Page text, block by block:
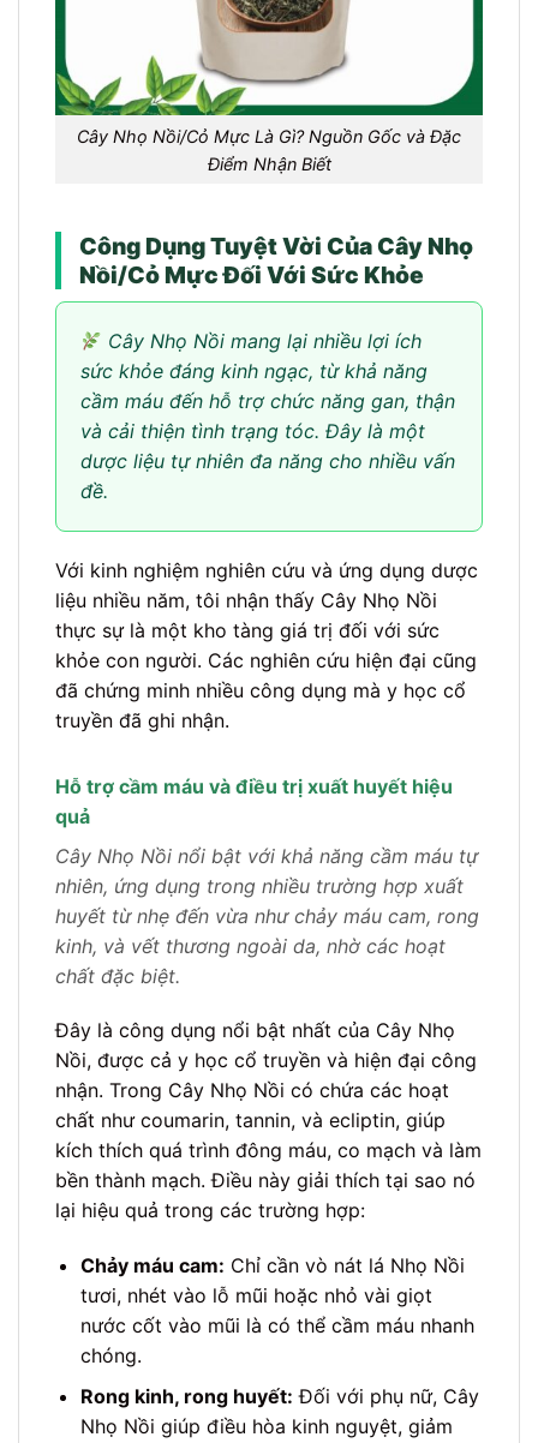
Cây Nhọ Nồi/Cỏ Mực Là Gì? Nguồn Gốc và Đặc
Điểm Nhận Biết
Công Dụng Tuyệt Vời Của Cây Nhọ
Nồi/Cỏ Mực Đối Với Sức Khỏe
Cây Nhọ Nồi mang lại nhiều lợi ích
sức khỏe đáng kinh ngạc, từ khả năng
cầm máu đến hỗ trợ chức năng gan, thận
và cải thiện tình trạng tóc. Đây là một
dược liệu tự nhiên đa năng cho nhiều vấn
đề.
Với kinh nghiệm nghiên cứu và ứng dụng dược
liệu nhiều năm, tôi nhận thấy Cây Nhọ Nồi
thực sự là một kho tàng giá trị đối với sức
khỏe con người. Các nghiên cứu hiện đại cũng
đã chứng minh nhiều công dụng mà y học cổ
truyền đã ghi nhận.
Hỗ trợ cầm máu và điều trị xuất huyết hiệu
quả
Cây Nhọ Nồi nổi bật với khả năng cầm máu tự
nhiên, ứng dụng trong nhiều trường hợp xuất
huyết từ nhẹ đến vừa như chảy máu cam, rong
kinh, và vết thương ngoài da, nhờ các hoạt
chất đặc biệt.
Đây là công dụng nổi bật nhất của Cây Nhọ
Nồi, được cả y học cổ truyền và hiện đại công
nhận. Trong Cây Nhọ Nồi có chứa các hoạt
chất như coumarin, tannin, và ecliptin, giúp
kích thích quá trình đông máu, co mạch và làm
bền thành mạch. Điều này giải thích tại sao nó
lại hiệu quả trong các trường hợp:
Chảy máu cam: Chỉ cần vò nát lá Nhọ Nồi
tươi, nhét vào lỗ mũi hoặc nhỏ vài giọt
nước cốt vào mũi là có thể cầm máu nhanh
chóng.
Rong kinh, rong huyết: Đối với phụ nữ, Cây
Nhọ Nồi giúp điều hòa kinh nguyệt, giảm